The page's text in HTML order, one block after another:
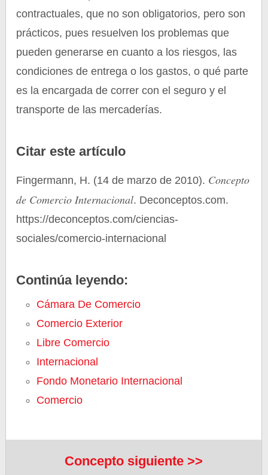
contractuales, que no son obligatorios, pero son
prácticos, pues resuelven los problemas que
pueden generarse en cuanto a los riesgos, las
condiciones de entrega o los gastos, o qué parte
es la encargada de correr con el seguro y el
transporte de las mercaderías.
Citar este artículo
Fingermann, H. (14 de marzo de 2010). Concepto
de Comercio Internacional. Deconceptos.com.
https://deconceptos.com/ciencias-
sociales/comercio-internacional
Continúa leyendo:
Cámara De Comercio
Comercio Exterior
Libre Comercio
Internacional
Fondo Monetario Internacional
Comercio
Concepto siguiente >>